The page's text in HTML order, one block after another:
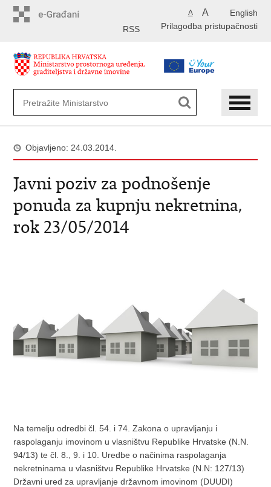
English
A A
Prilagodba pristupačnosti
RSS
Objavljeno: 24.03.2014.
Javni poziv za podnošenje
ponuda za kupnju nekretnina,
rok 23/05/2014
Na temelju odredbi čl. 54. i 74. Zakona o upravljanju i
raspolaganju imovinom u vlasništvu Republike Hrvatske (N.N.
94/13) te čl. 8., 9. i 10. Uredbe o načinima raspolaganja
nekretninama u vlasništvu Republike Hrvatske (N.N: 127/13)
Državni ured za upravljanje državnom imovinom (DUUDI)